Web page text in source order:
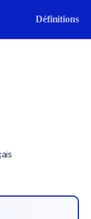
Définitions